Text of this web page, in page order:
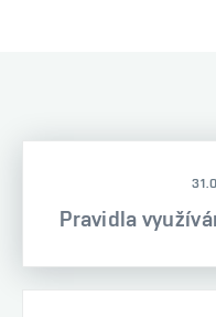
Pravidla